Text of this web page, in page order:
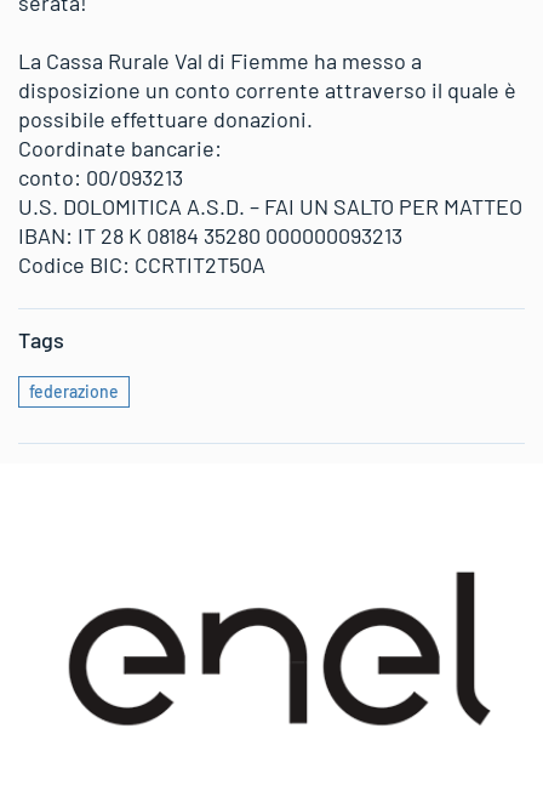
La Cassa Rurale Val di Fiemme ha messo a
disposizione un conto corrente attraverso il quale è
possibile effettuare donazioni.
Coordinate bancarie:
conto: 00/093213
U.S. DOLOMITICA A.S.D. – FAI UN SALTO PER MATTEO
IBAN: IT 28 K 08184 35280 000000093213
Codice BIC: CCRTIT2T50A
Tags
federazione